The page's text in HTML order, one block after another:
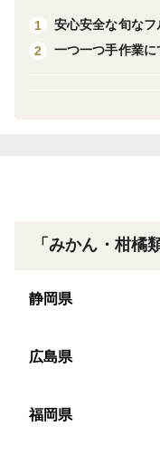
※写真1、2枚目のよ
多い訳あり品です！
ないですが、これは
全国でも農薬を使用
ぱいに浴びたレモン
1
安心安全な旬な
2
一つ一つ手作業
「みかん・柑橘
静岡県
広島県
福岡県